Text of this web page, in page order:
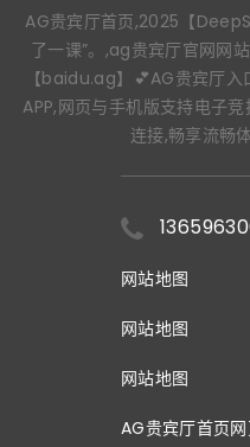
AG贵宾厅首页,2025【
了一课”。,ag贵宾厅官网网
【baidu.ag】💕AG贵宾厅
APP,网页与手机版支持电子
连接,畅享流畅
网站地图
网站地图
网站地图
AG贵宾厅首页